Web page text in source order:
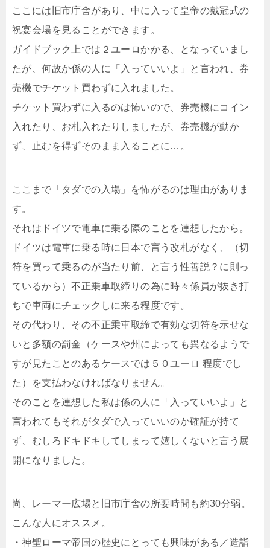
ここには旧市庁舎があり、中に入って皇帝の戴冠式の
祝宴会場を見ることができます。
ガイドブック上では２ユーロかかる、となっていまし
たが、何故か係の人に「入っていいよ」と言われ、券
売機でチケット買わずに入れました。
チケット買わずに入るのは怖いので、券売機にコイン
入れたり、お札入れたりしましたが、券売機が動か
ず、止むを得ずそのまま入ることに…。
ここまで「タダでの入場」を怖がるのは理由がありま
す。
それはドイツで電車に乗る際のことを連想したから。
ドイツは電車に乗る時に日本で言う改札がなく、（切
符を買って乗るのが当たり前、と言う性善説？に則っ
ているから）不正乗車取締りの為に時々係員が抜き打
ちで車両にチェックしに来る程度です。
その代わり、その不正乗車取締で有効な切符を示せな
いと多額の罰金（ケースや州によっても異なるようで
すが見たことのあるケースでは５０ユーロ 程度でし
た）を支払わなければなりません。
そのことを連想した私は係の人に「入っていいよ」と
言われてもそれがタダで入っていいのか確証が持て
ず、むしろドキドキしてしまって嬉しくないと言う展
開になりました。
尚、レーマー広場と旧市庁舎の所要時間も約30分弱。
こんな人にオススメ。
・神聖ローマ帝国の歴史にとっても興味がある／造詣